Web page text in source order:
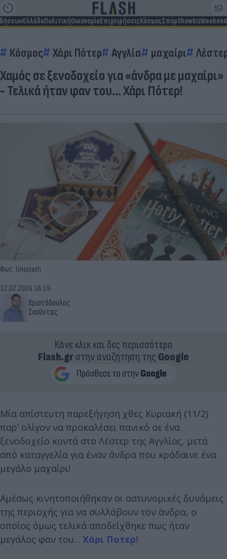
ΕλλάδαΠολιτικήΟικονομίαΕπιχειρήσειςΚόσμοςΣπορShowbizWeekend
Κόσμος Χάρι Πότερ Αγγλία μαχαίρι
Χαμός σε ξενοδοχείο για «άνδρα με μαχαίρι»
- Τελικά ήταν φαν του... Χάρι Πότερ!
Φωτ.: Unsplash
Χριστόδουλος
Σκούντας
12.02.2024 16:19
Κάνε κλικ και δες περισσότερο
Flash.grστην αναζήτηση της Google
Μία απίστευτη παρεξήγηση χθες Κυριακή (11/2)
παρ’ ολίγον να προκαλέσει πανικό σε ένα
ξενοδοχείο κοντά στο Λέστερ της Αγγλίας, μετά
από καταγγελία για έναν άνδρα που κράδαινε ένα
μεγάλο μαχαίρι!
Αμέσως κινητοποιήθηκαν οι αστυνομικές δυνάμεις
της περιοχής για να συλλάβουν τον άνδρα, ο
οποίος όμως τελικά αποδείχθηκε πως ήταν
μεγάλος φαν του... Χάρι Ποτερ!